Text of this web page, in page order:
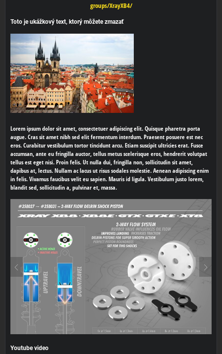
groups/XrayXB4/
Toto je ukážkový text, ktorý môžete zmazať
Lorem ipsum dolor sit amet, consectetuer adipiscing elit. Quisque pharetra porta
augue. Cras sit amet nibh sed elit fermentum interdum. Praesent posuere est nec
eros. Curabitur vestibulum tortor tincidunt arcu. Etiam suscipit ultricies erat. Fusce
accumsan, ante eu fringilla auctor, tellus metus scelerisque eros, hendrerit volutpat
tellus est eget nisi. Proin felis. Ut nulla dui, fringilla non, sollicitudin sit amet,
dapibus at, lectus. Nullam ac lacus ut risus sodales molestie. Aenean adipiscing enim
in felis. Vivamus faucibus velit eu sapien. Mauris id ligula. Vestibulum justo lorem,
blandit sed, sollicitudin a, pulvinar et, massa.
Youtube video